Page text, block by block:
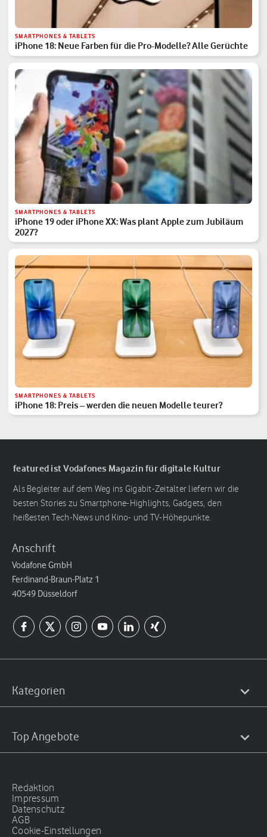
SMARTPHONES & TABLETS
iPhone 18: Neue Farben für die Pro-Modelle? Alle Gerüchte
SMARTPHONES & TABLETS
iPhone 19 oder iPhone XX: Was plant Apple zum Jubiläum
2027?
SMARTPHONES & TABLETS
iPhone 18: Preis – werden die neuen Modelle teurer?
featured ist Vodafones Magazin für digitale Kultur
Als Begleiter auf dem Weg ins Gigabit-Zeitalter liefern wir die
besten Stories zu Smartphone-Highlights, Gadgets, den
heißesten Tech-News und Kino- und TV-Höhepunkte.
Anschrift
Vodafone GmbH
Ferdinand-Braun-Platz 1
40549 Düsseldorf
Kategorien
Top Angebote
Redaktion
Impressum
Datenschutz
AGB
Cookie-Einstellungen